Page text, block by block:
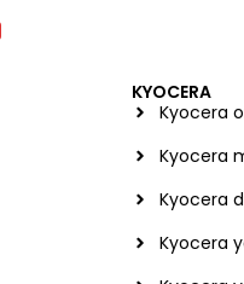
KYOCERA
Kyocera
Kyocera
Kyocera
Kyocera